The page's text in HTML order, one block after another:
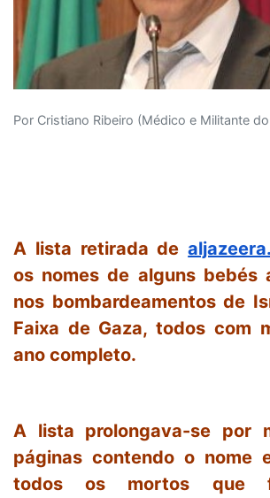
Por Cristiano Ribeiro (Médico e Militante do
A lista retirada de
os nomes de alguns bebés
nos bombardeamentos de
Faixa de Gaza, todos com
ano completo.
A lista prolongava-se por
páginas contendo o nome
todos os mortos que